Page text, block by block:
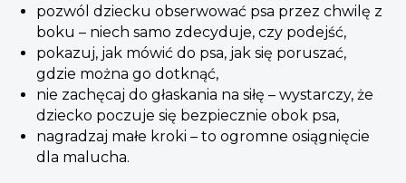
pozwól dziecku obserwować psa przez chwilę z
boku – niech samo zdecyduje, czy podejść,
pokazuj, jak mówić do psa, jak się poruszać,
gdzie można go dotknąć,
nie zachęcaj do głaskania na siłę – wystarczy, że
dziecko poczuje się bezpiecznie obok psa,
nagradzaj małe kroki – to ogromne osiągnięcie
dla malucha.